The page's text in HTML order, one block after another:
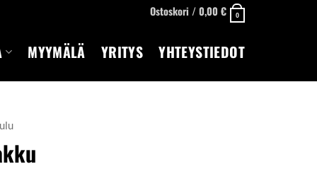
Ostoskori /0,00 € 0
MYYMÄLÄ YRITYS YHTEYSTIEDOT